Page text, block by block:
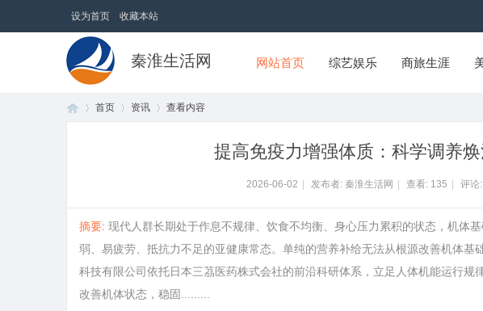
设为首页 收藏本站
秦淮生活网 网站首页 综艺娱乐 商旅生涯
首页 资讯 查看内容
提高免疫力增强体质：科学调养
2026-06-02 发布者: 秦淮生活网 查看: 135 评论:
摘要: 现代人群长期处于作息不规律、饮食不均衡、身心压力累积的状态，机体
弱、易疲劳、抵抗力不足的亚健康常态。单纯的营养补给无法从根源改善机体基
科技有限公司依托日本三茘医药株式会社的前沿科研体系，立足人体机能运行
改善机体状态，稳固.........